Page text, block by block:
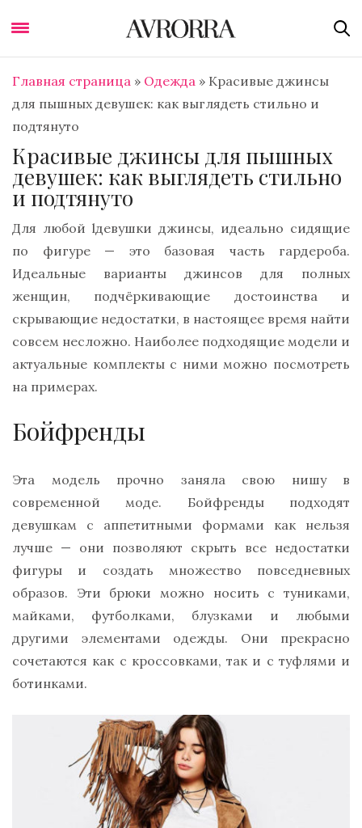
Главная страница » Одежда » Красивые джинсы
для пышных девушек: как выглядеть стильно и
подтянуто
Красивые джинсы для пышных
девушек: как выглядеть стильно
и подтянуто
Для любой lдевушки джинсы, идеально сидящие
по фигуре — это базовая часть гардероба.
Идеальные варианты джинсов для полных
женщин, подчёркивающие достоинства и
скрывающие недостатки, в настоящее время найти
совсем несложно. Наиболее подходящие модели и
актуальные комплекты с ними можно посмотреть
на примерах.
Бойфренды
Эта модель прочно заняла свою нишу в
современной моде. Бойфренды подходят
девушкам с аппетитными формами как нельзя
лучше — они позволяют скрыть все недостатки
фигуры и создать множество повседневных
образов. Эти брюки можно носить с туниками,
майками, футболками, блузками и любыми
другими элементами одежды. Они прекрасно
сочетаются как с кроссовками, так и с туфлями и
ботинками.